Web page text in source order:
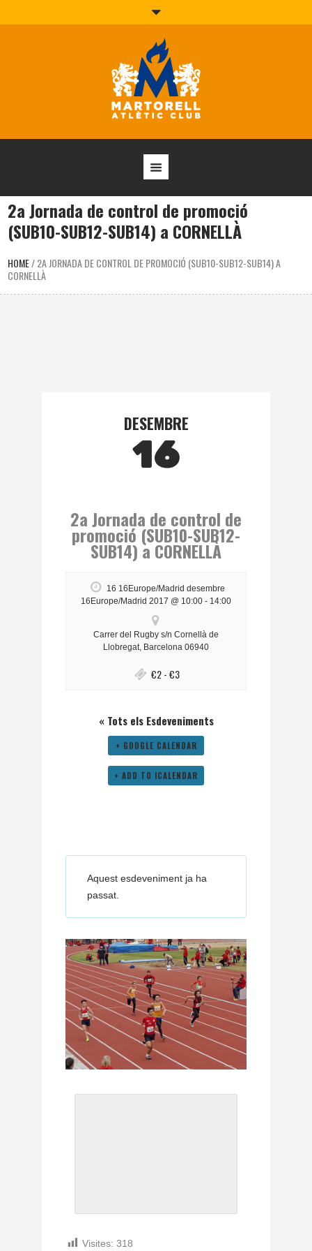
2a Jornada de control de promoció
(SUB10-SUB12-SUB14) a CORNELLÀ
HOME/2A JORNADA DE CONTROL DE PROMOCIÓ (SUB10-SUB12-SUB14) A
CORNELLÀ
DESEMBRE
16
2a Jornada de control de
promoció (SUB10-SUB12-
SUB14) a CORNELLÀ
16 16Europe/Madrid desembre
16Europe/Madrid 2017 @ 10:00 - 14:00
Carrer del Rugby s/n Cornellà de
Llobregat, Barcelona 06940
€2 - €3
« Tots els Esdeveniments
+ GOOGLE CALENDAR
+ ADD TO ICALENDAR
Aquest esdeveniment ja ha
passat.
Visites: 318